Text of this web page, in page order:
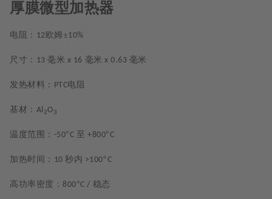
厚膜微型加热器
电阻： 12 欧姆±10%
尺寸： 13毫米 x 16 毫米 x 0.63 毫米
发热材料： PTC电阻
基材： Al2O3
温度范围： -50°C 至 +800°C
加热时间： 10秒内 >100°C
高功率密度： 800°C / 稳态